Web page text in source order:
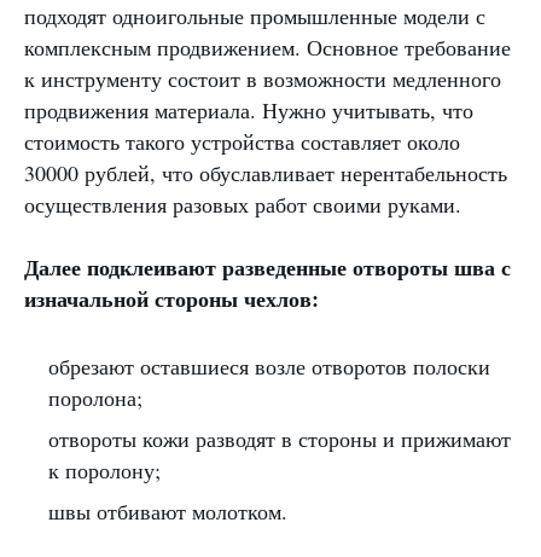
подходят одноигольные промышленные модели с
комплексным продвижением. Основное требование
к инструменту состоит в возможности медленного
продвижения материала. Нужно учитывать, что
стоимость такого устройства составляет около
30000 рублей, что обуславливает нерентабельность
осуществления разовых работ своими руками.
Далее подклеивают разведенные отвороты шва с
изначальной стороны чехлов:
обрезают оставшиеся возле отворотов полоски
поролона;
отвороты кожи разводят в стороны и прижимают
к поролону;
швы отбивают молотком.